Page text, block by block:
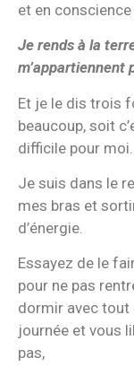
et en
Je rends à la
m’appartiennent
Et je le dis trois
beaucoup, soit
difficile pour moi.
Je suis dans le
mes bras et
d’énergie.
Essayez de le
pour ne pas
dormir avec tout
journée et vous
pas,